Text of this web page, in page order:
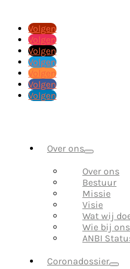
Volgen
Volgen
Volgen
Volgen
Volgen
Volgen
Volgen
Over ons
Over ons
Bestuur
Missie
Visie
Wat wij
Wie bij
ANBI
Coronadossier